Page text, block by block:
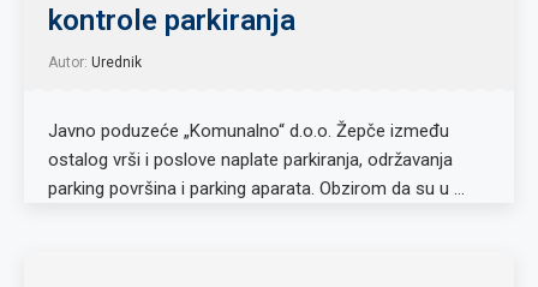
kontrole parkiranja
Autor: Urednik
Javno poduzeće „Komunalno“ d.o.o. Žepče između
ostalog vrši i poslove naplate parkiranja, održavanja
parking površina i parking aparata. Obzirom da su u …